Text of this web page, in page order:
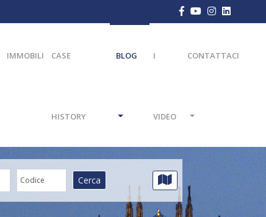
IMMOBILI CASE
HISTORY
BLOG I
VIDEO
CONTATTACI